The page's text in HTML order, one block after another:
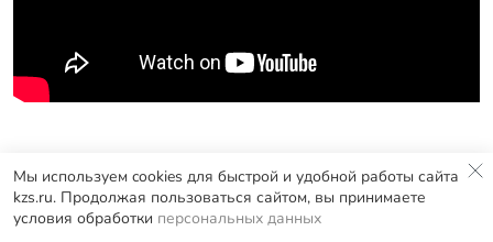
Мы используем cookies для быстрой и удобной работы сайта
kzs.ru. Продолжая пользоваться сайтом, вы принимаете
условия обработки персональных данных